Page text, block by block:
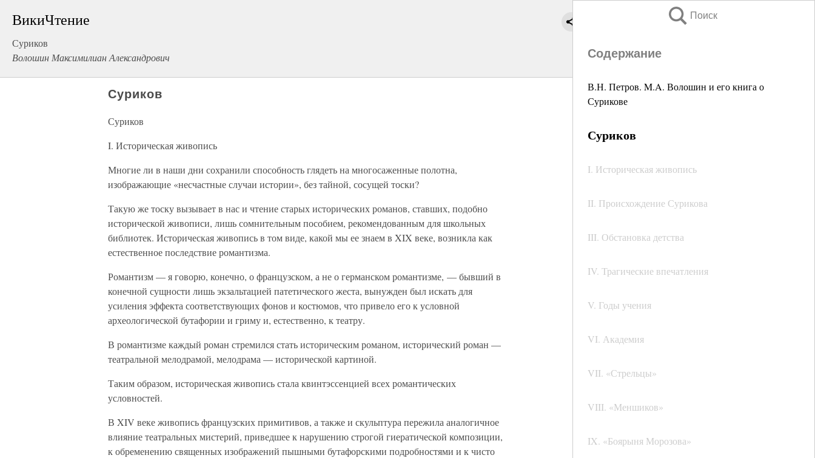
ВикиЧтение
Суриков
Волошин Максимилиан Александрович
Поиск
Содержание
В.Н. Петров. M.A. Волошин и его книга о
Сурикове
Суриков
I. Историческая живопись
II. Происхождение Сурикова
III. Обстановка детства
IV. Трагические впечатления
V. Годы учения
VI. Академия
VII. «Стрельцы»
VIII. «Меншиков»
IX. «Боярыня Морозова»
Суриков
Суриков
I. Историческая живопись
Многие ли в наши дни сохранили способность глядеть на многосаженные полотна,
изображающие «несчастные случаи истории», без тайной, сосущей тоски?
Такую же тоску вызывает в нас и чтение старых исторических романов, ставших, подобно
исторической живописи, лишь сомнительным пособием, рекомендованным для школьных
библиотек. Историческая живопись в том виде, какой мы ее знаем в XIX веке, возникла как
естественное последствие романтизма.
Романтизм — я говорю, конечно, о французском, а не о германском романтизме, — бывший в
конечной сущности лишь экзальтацией патетического жеста, вынужден был искать для
усиления эффекта соответствующих фонов и костюмов, что привело его к условной
археологической бутафории и гриму и, естественно, к театру.
В романтизме каждый роман стремился стать историческим романом, исторический роман —
театральной мелодрамой, мелодрама — исторической картиной.
Таким образом, историческая живопись стала квинтэссенцией всех романтических
условностей.
В XIV веке живопись французских примитивов, а также и скульптура пережила аналогичное
влияние театральных мистерий, приведшее к нарушению строгой гиератической композиции,
к обременению священных изображений пышными бутафорскими подробностями и к чисто